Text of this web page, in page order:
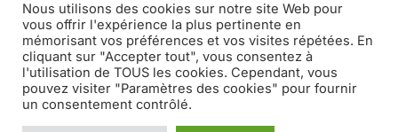
Grammes Edition Contact
Media Kit
Legal information
General terms and conditions of sale
Nous utilisons des cookies sur notre site Web pour
vous offrir l'expérience la plus pertinente en
mémorisant vos préférences et vos visites répétées. En
cliquant sur "Accepter tout", vous consentez à
l'utilisation de TOUS les cookies. Cependant, vous
pouvez visiter "Paramètres des cookies" pour fournir
un consentement contrôlé.